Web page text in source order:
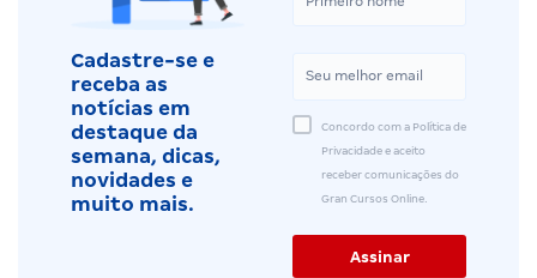
Cadastre-se e
receba as
notícias em
destaque da
semana, dicas,
novidades e
muito mais.
Concordo com a Política de
Privacidade e aceito
receber comunicações do
Gran Cursos Online.